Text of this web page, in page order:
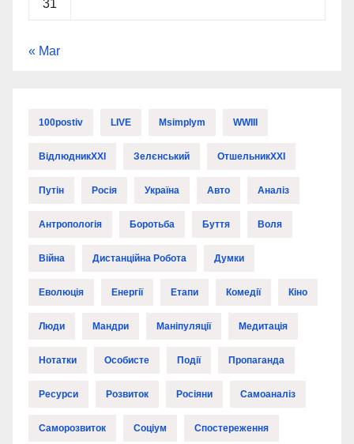
31
« Mar
100postiv LIVE Msimplym WWIII
ВідлюдникXXI Зелєнський ОтшельникXXI
Путін Росія Україна Авто Аналіз
Антропологія Боротьба Буття Воля
Війна Дистанційна Робота Думки
Еволюція Енергії Етапи Комедії Кіно
Люди Мандри Маніпуляції Медитація
Нотатки Особисте Події Пропаганда
Ресурси Розвиток Росіяни Самоаналіз
Саморозвиток Соціум Спостереження